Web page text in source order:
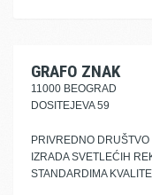
GRAFO ZNAK
11000 BEOGRAD
DOSITEJEVA 59
PRIVREDNO
IZRADA SVETLEĆIH
STANDARDIMA